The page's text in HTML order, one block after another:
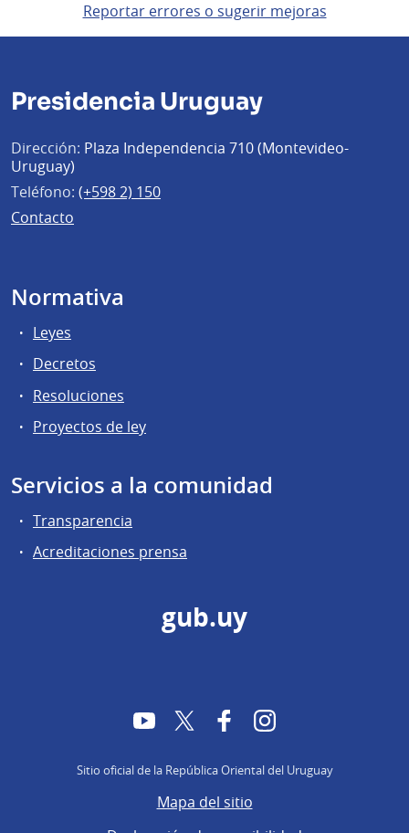
Reportar errores o sugerir mejoras
Presidencia Uruguay
Dirección: Plaza Independencia 710 (Montevideo-
Uruguay)
Teléfono: (+598 2) 150
Contacto
Normativa
Leyes
Decretos
Resoluciones
Proyectos de ley
Servicios a la comunidad
Transparencia
Acreditaciones prensa
gub.uy
YouTubeTwitter FacebookInstagram
Sitio oficial de la República Oriental del Uruguay
Mapa del sitio